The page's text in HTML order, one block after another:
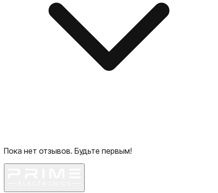
Пока нет отзывов. Будьте первым!